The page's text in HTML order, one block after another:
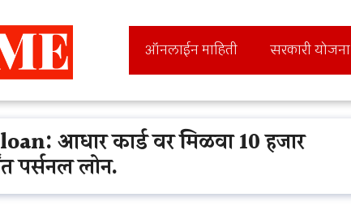
ऑनलाईन माहिती सरकारी योजना
आधार कार्ड वर मिळवा 10 हजार
पर्सनल लोन.